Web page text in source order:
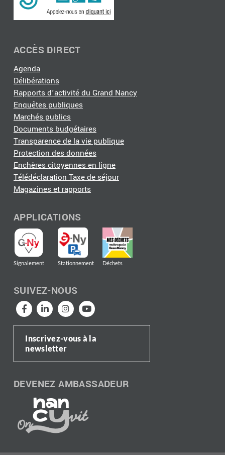
ACCÈS DIRECT
Agenda
Délibérations
Rapports d'activité du Grand Nancy
Enquêtes publiques
Marchés publics
Documents budgétaires
Transparence de la vie publique
Protection des données
Enchères citoyennes en ligne
Télédéclaration Taxe de séjour
Magazines et rapports
APPLICATIONS
Signalement Stationnement Déchets
SUIVEZ-NOUS
Inscrivez-vous à la
newsletter
DEVENEZ AMBASSADEUR